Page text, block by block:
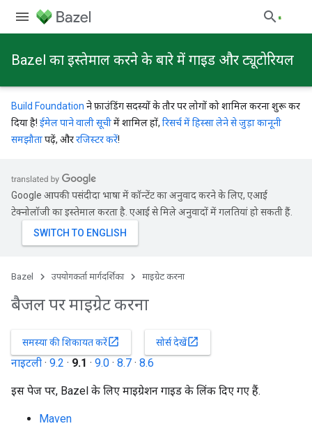
Bazel का इस्तेमाल करने के बारे में गाइड और ट्यूटोरियल
Build Foundation ने फ़ाउंडिंग सदस्यों के तौर पर लोगों को शामिल करना शुरू कर
दिया है! ईमेल पाने वाली सूचीमें शामिल हों, रिसर्च में हिस्सा लेने से जुड़ा कानूनी
समझौतापढ़ें, औररजिस्टर करें!
Google आपकी पसंदीदा भाषा में कॉन्टेंट का अनुवाद करने के लिए, एआई
टेक्नोलॉजी का इस्तेमाल करता है. एआई से मिले अनुवादों में गलतियां हो सकती हैं.
Bazel उपयोगकर्ता मार्गदर्शिका माइग्रेट करना
बैजल पर माइग्रेट करना
समस्या की शिकायत करेंopen_in_new सोर्स देखेंopen_in_new
नाइटली · 9.2 · 9.1 · 9.0 · 8.7 · 8.6
इस पेज पर, Bazel के लिए माइग्रेशन गाइड के लिंक दिए गए हैं.
Maven